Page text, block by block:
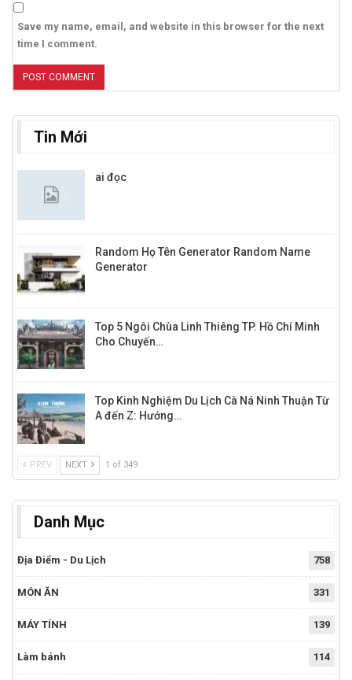
Save my name, email, and website in this browser for the next
time I comment.
Tin Mới
ai đọc
Random Họ Tên Generator Random Name
Generator
Top 5 Ngôi Chùa Linh Thiêng TP. Hồ Chí Minh
Cho Chuyến…
Top Kinh Nghiệm Du Lịch Cà Ná Ninh Thuận Từ
A đến Z: Hướng…
PREV NEXT 1 of 349
Danh Mục
Địa Điểm - Du Lịch 758
MÓN ĂN 331
MÁY TÍNH 139
Làm bánh 114